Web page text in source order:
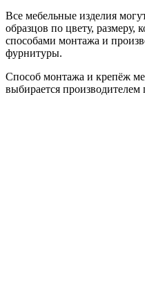
Все мебельные изделия
образцов по цвету, размеру,
способами монтажа и
фурнитуры.
Способ монтажа и крепёж
выбирается